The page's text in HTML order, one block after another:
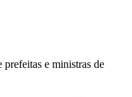
e ministras de